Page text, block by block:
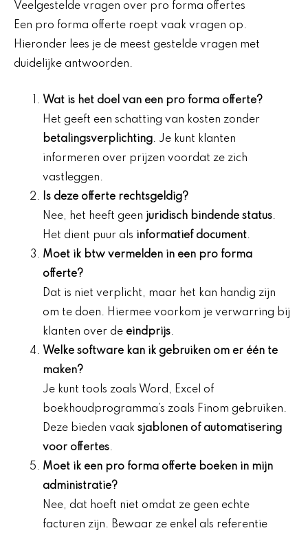
Veelgestelde vragen over pro forma offertes
Een pro forma offerte roept vaak vragen op.
Hieronder lees je de meest gestelde vragen met
duidelijke antwoorden.
Wat is het doel van een pro forma offerte?
Het geeft een schatting van kosten zonder
betalingsverplichting. Je kunt klanten
informeren over prijzen voordat ze zich
vastleggen.
Is deze offerte rechtsgeldig?
Nee, het heeft geen juridisch bindende status.
Het dient puur als informatief document.
Moet ik btw vermelden in een pro forma
offerte?
Dat is niet verplicht, maar het kan handig zijn
om te doen. Hiermee voorkom je verwarring bij
klanten over de eindprijs.
Welke software kan ik gebruiken om er één te
maken?
Je kunt tools zoals Word, Excel of
boekhoudprogramma’s zoals Finom gebruiken.
Deze bieden vaak sjablonen of automatisering
voor offertes.
Moet ik een pro forma offerte boeken in mijn
administratie?
Nee, dat hoeft niet omdat ze geen echte
facturen zijn. Bewaar ze enkel als referentie